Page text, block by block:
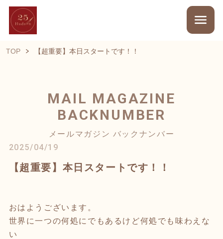
TOP 【超重要】本日スタートです！！
MAIL MAGAZINE
BACKNUMBER
メールマガジン バックナンバー
2025/04/19
【超重要】本日スタートです！！
おはようございます。
世界に一つの何処にでもあるけど何処でも味わえな
い